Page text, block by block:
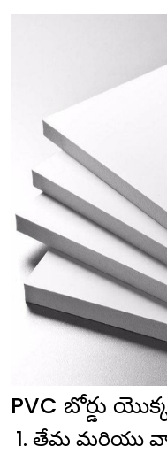
PVC బోర్డు
1. తేమ మరియు